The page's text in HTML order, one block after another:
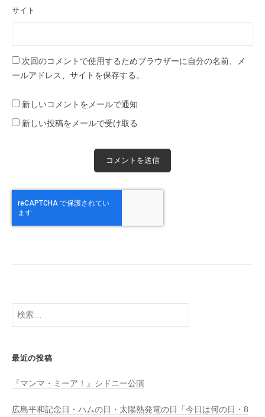
サイト
次回のコメントで使用するためブラウザーに自分の名前、メ
ールアドレス、サイトを保存する。
新しいコメントをメールで通知
新しい投稿をメールで受け取る
検
最近の投稿
『マンマ・ミーア！』シドニー公演
広島平和記念日・ハムの日・太陽熱発電の日「今日は何の日・8